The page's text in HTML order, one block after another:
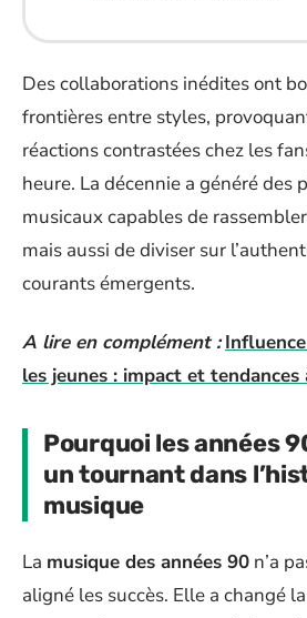
Des collaborations inédites ont
frontières entre styles,
réactions contrastées chez les
heure. La décennie a généré des
musicaux capables de
mais aussi de diviser sur
courants émergents.
A lire en complément :
les jeunes : impact et
Pourquoi les années
un tournant dans
musique
La musique des années 90 n’a
aligné les succès. Elle a changé